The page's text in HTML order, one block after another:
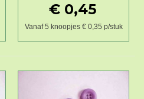
€ 0,45
Vanaf 5 knoopjes € 0,35 p/stuk